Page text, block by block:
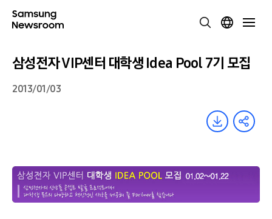
삼성전자 VIP센터 대학생 Idea Pool 7기 모집
2013/01/03